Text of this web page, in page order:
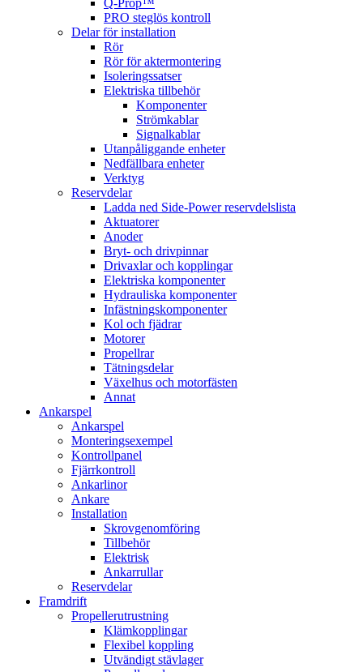
Q-Prop™
PRO steglös kontroll
Delar för installation
Rör
Rör för aktermontering
Isoleringssatser
Elektriska tillbehör
Komponenter
Strömkablar
Signalkablar
Utanpåliggande enheter
Nedfällbara enheter
Verktyg
Reservdelar
Ladda ned Side-Power reservdelslista
Aktuatorer
Anoder
Bryt- och drivpinnar
Drivaxlar och kopplingar
Elektriska komponenter
Hydrauliska komponenter
Infästningskomponenter
Kol och fjädrar
Motorer
Propellrar
Tätningsdelar
Växelhus och motorfästen
Annat
Ankarspel
Ankarspel
Monteringsexempel
Kontrollpanel
Fjärrkontroll
Ankarlinor
Ankare
Installation
Skrovgenomföring
Tillbehör
Elektrisk
Ankarrullar
Reservdelar
Framdrift
Propellerutrustning
Klämkopplingar
Flexibel koppling
Utvändigt stävlager